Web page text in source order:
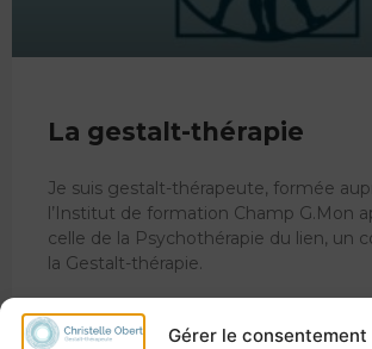
Gérer le consentement
La gestalt-thérapie
Je suis gestalt-thérapeute, formée
l’Institut de formation Champ G.Mon
celle de la Psychothérapie du lien, un
la Gestalt-thérapie.
LIRE L'ARTICLE »